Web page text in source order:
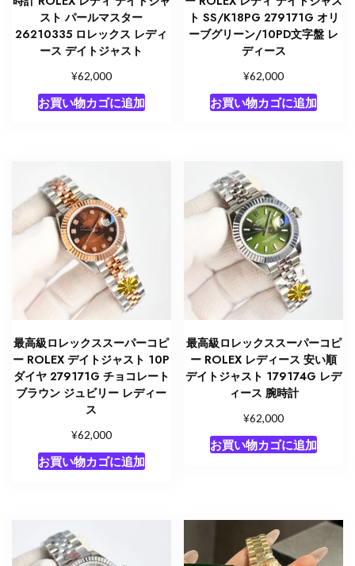
スト パールマスター
26210335 ロレックス レディ
ース デイトジャスト
¥62,000
お買い物カゴに追加
ト SS/K18PG 279171G オリ
ーブグリーン/10PD文字盤 レ
ディース
¥62,000
お買い物カゴに追加
最高級ロレックススーパーコピ
ー ROLEX デイトジャスト 10P
ダイヤ 279171G チョコレート
ブラウン ジュビリー レディー
ス
¥62,000
お買い物カゴに追加
最高級ロレックススーパーコピ
ー ROLEX レディース 安い順
デイトジャスト 179174G レデ
ィース 腕時計
¥62,000
お買い物カゴに追加